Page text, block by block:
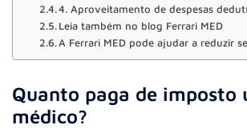
4. Aproveitamento de despesas
Leia também no blog Ferrari MED
A Ferrari MED pode ajudar a reduzir
Quanto paga de imposto
médico?